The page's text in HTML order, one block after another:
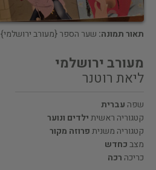
תאור תמונה: שער הספר {מעורב ירושלמי}
מעורב ירושלמי
ליאת רוטנר
שפה עברית
קטגוריה ראשיתילדים ונוער
קטגוריה משניתפרוזה מקור
מצבכחדש
כריכה רכה